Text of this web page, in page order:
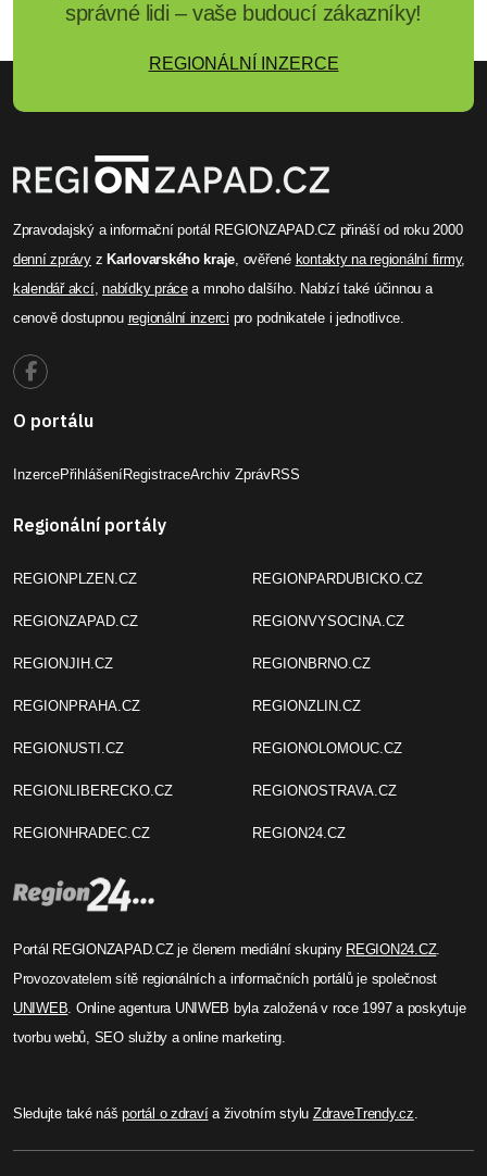
správné lidi – vaše budoucí zákazníky!
REGIONÁLNÍ INZERCE
Zpravodajský a informační portál REGIONZAPAD.CZ přináší od roku 2000
denní zprávyz Karlovarského kraje, ověřené kontakty na regionální firmy,
kalendář akcí,nabídky prácea mnoho dalšího. Nabízí také účinnou a
cenově dostupnou regionální inzerci pro podnikatele i jednotlivce.
O portálu
InzercePřihlášeníRegistraceArchiv ZprávRSS
Regionální portály
REGIONPLZEN.CZ
REGIONZAPAD.CZ
REGIONJIH.CZ
REGIONPRAHA.CZ
REGIONUSTI.CZ
REGIONLIBERECKO.CZ
REGIONHRADEC.CZ
REGIONPARDUBICKO.CZ
REGIONVYSOCINA.CZ
REGIONBRNO.CZ
REGIONZLIN.CZ
REGIONOLOMOUC.CZ
REGIONOSTRAVA.CZ
REGION24.CZ
Portál REGIONZAPAD.CZ je členem mediální skupiny REGION24.CZ.
Provozovatelem sítě regionálních a informačních portálů je společnost
UNIWEB. Online agentura UNIWEB byla založená v roce 1997 a poskytuje
tvorbu webů, SEO služby a online marketing.
Sledujte také nášportál o zdravía životním stylu ZdraveTrendy.cz.